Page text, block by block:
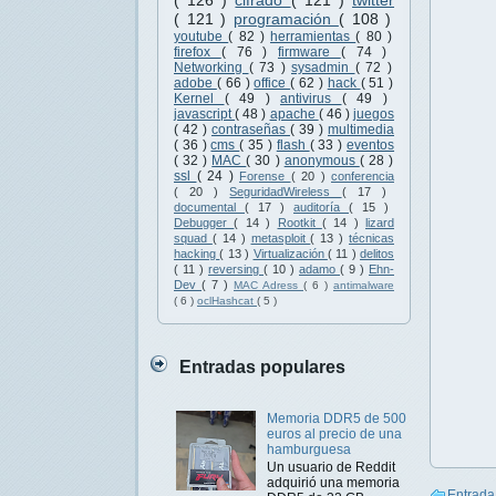
( 121 ) programación ( 108 )
youtube( 82 ) herramientas( 80 )
firefox ( 76 ) firmware ( 74 )
Networking ( 73 ) sysadmin ( 72 )
adobe ( 66 )office( 62 ) hack ( 51 )
Kernel ( 49 ) antivirus ( 49 )
javascript( 48 ) apache ( 46 ) juegos
( 42 ) contraseñas ( 39 ) multimedia
( 36 )cms( 35 ) flash ( 33 )eventos
( 32 ) MAC( 30 ) anonymous ( 28 )
ssl ( 24 ) Forense ( 20 ) conferencia
( 20 )SeguridadWireless ( 17 )
documental ( 17 ) auditoría ( 15 )
Debugger( 14 ) Rootkit ( 14 ) lizard
squad ( 14 ) metasploit( 13 ) técnicas
hacking( 13 ) Virtualización ( 11 ) delitos
( 11 ) reversing ( 10 ) adamo ( 9 ) Ehn-
Dev ( 7 ) MAC Adress ( 6 ) antimalware
( 6 ) oclHashcat ( 5 )
Entradas populares
Memoria DDR5 de 500
euros al precio de una
hamburguesa
Un usuario de Reddit
adquirió una memoria